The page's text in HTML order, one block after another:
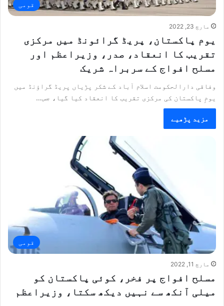
قومی
مارچ 23, 2022
یوم پاکستان، پریڈ گرائونڈ میں مرکزی
تقریب کا انعقاد، صدر، وزیراعظم اور
مسلح افواج کے سربراہ شریک
وفاقی دارالحکومت اسلام آباد کے شکر پڑیاں پریڈ گراؤنڈ میں
یومِ پاکستان کی مرکزی تقریب کا انعقاد کیا گیا، جس…
مزید پڑھیے
قومی
مارچ 11, 2022
مسلح افواج پر فخر، کوئی پاکستان کو
میلی آنکھ سے نہیں دیکھ سکتا، وزیراعظم